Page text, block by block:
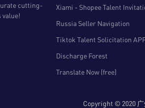
cutting-
value!
Xiami - Shopee Talent
Russia Seller Navigation
Tiktok Talent Solicitation
Discharge Forest
Translate Now (free)
Copyright © 2020